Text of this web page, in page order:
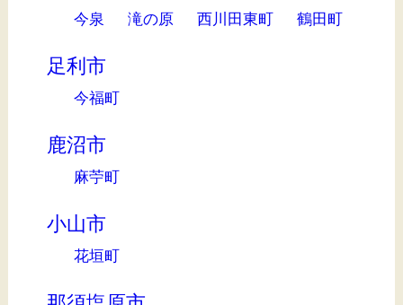
今泉 滝の原 西川田東町 鶴田町
足利市
今福町
鹿沼市
麻苧町
小山市
花垣町